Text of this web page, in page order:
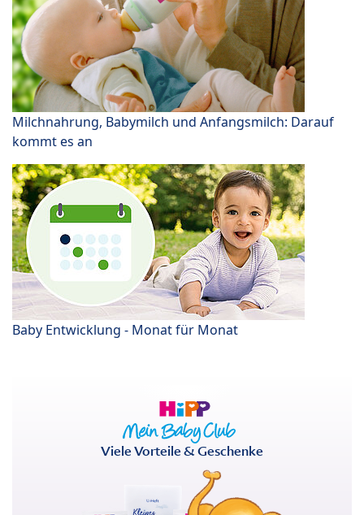
Milchnahrung, Babymilch und Anfangsmilch: Darauf
kommt es an
Baby Entwicklung - Monat für Monat
Viele Vorteile & Geschenke